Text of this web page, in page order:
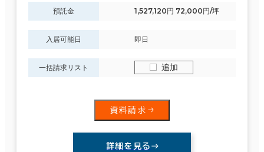
預託金 1,527,120円 72,000円/坪
入居可能日 即日
一括請求リスト 追加
資料請求
詳細を見る